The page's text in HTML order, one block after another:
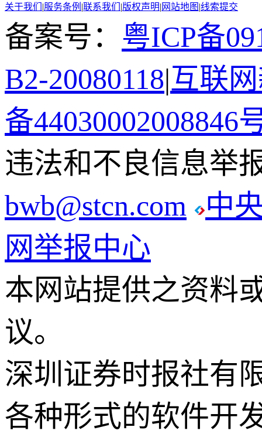
关于我们 |服务条例 |联系我们 |版权声明| 网站地图 |线索提交
备案号： 粤ICP备
B2-20080118|互联
备44030002008846
违法和不良信息举
bwb@stcn.com
中
网举报中心
本网站提供之资料
议。
深圳证券时报社有
各种形式的软件开